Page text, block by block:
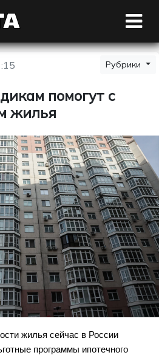
Рубрики
помогут с
жилья
жилья сейчас в России
программы ипотечного